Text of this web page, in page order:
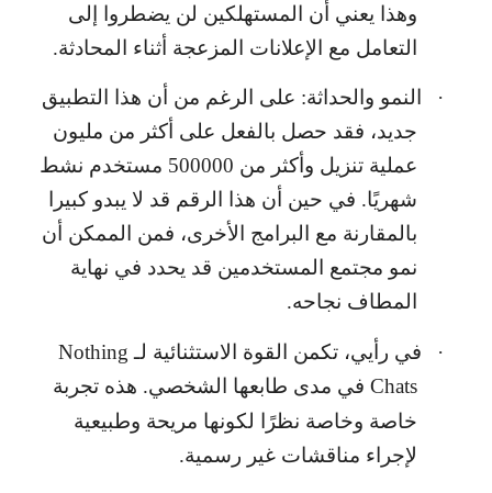
وهذا يعني أن المستهلكين لن يضطروا إلى
التعامل مع الإعلانات المزعجة أثناء المحادثة.
·
النمو والحداثة: على الرغم من أن هذا التطبيق
جديد، فقد حصل بالفعل على أكثر من مليون
عملية تنزيل وأكثر من 500000 مستخدم نشط
شهريًا. في حين أن هذا الرقم قد لا يبدو كبيرا
بالمقارنة مع البرامج الأخرى، فمن الممكن أن
نمو مجتمع المستخدمين قد يحدد في نهاية
المطاف نجاحه.
· في رأيي، تكمن القوة الاستثنائية لـ Nothing
Chats في مدى طابعها الشخصي. هذه تجربة
خاصة وخاصة نظرًا لكونها مريحة وطبيعية
لإجراء مناقشات غير رسمية.